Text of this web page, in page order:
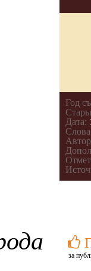
Год
Дата:
за